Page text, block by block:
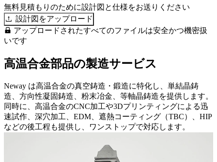
無料見積もりのために設計図と仕様をお送りください
設計図をアップロード
アップロードされたすべてのファイルは安全かつ機密扱
いです
高温合金部品の製造サービス
Neway は高温合金の真空鋳造・鍛造に特化し、単結晶鋳
造、方向性凝固鋳造、粉末冶金、等軸晶鋳造を提供します。
同時に、高温合金のCNC加工や3Dプリンティングによる迅
速試作、深穴加工、EDM、遮熱コーティング（TBC）、HIP
などの後工程も提供し、ワンストップで対応します。